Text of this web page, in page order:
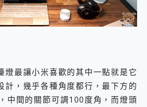
燈最讓小米喜歡的其中一點就是它
計，幾乎各種角度都行，最下方的
中間的關節可調100度角，而燈頭